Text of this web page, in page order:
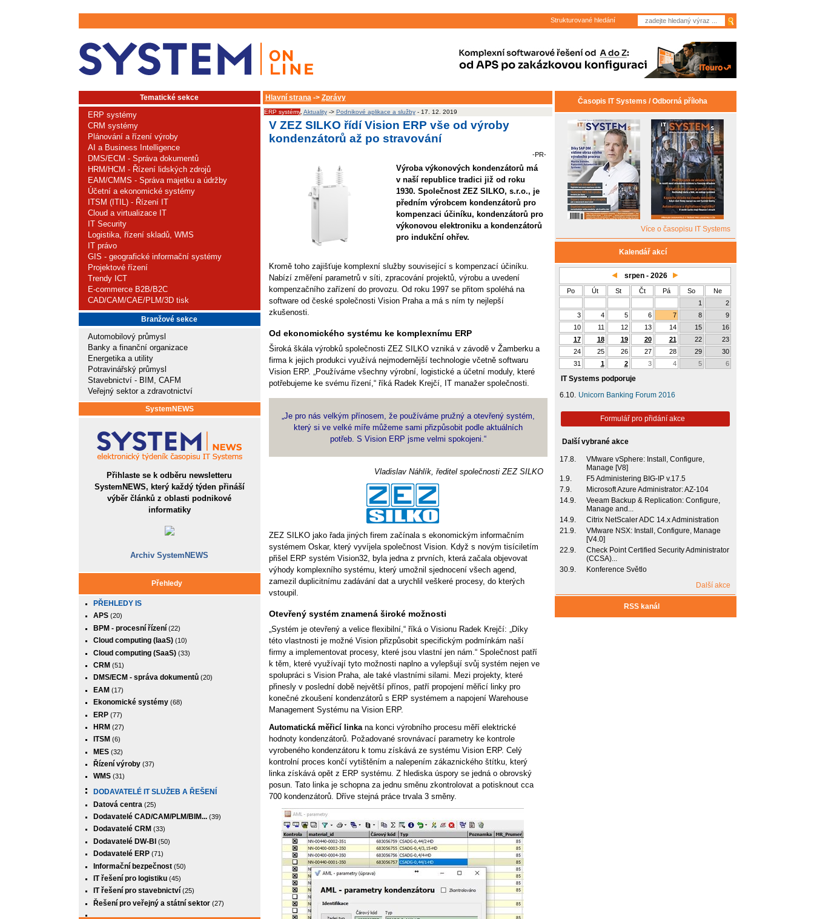
Strukturované hledání
Tematické sekce
ERP systémy
CRM systémy
Plánování a řízení výroby
AI a Business Intelligence
DMS/ECM - Správa dokumentů
HRM/HCM - Řízení lidských zdrojů
EAM/CMMS - Správa majetku a údržby
Účetní a ekonomické systémy
ITSM (ITIL) - Řízení IT
Cloud a virtualizace IT
IT Security
Logistika, řízení skladů, WMS
IT právo
GIS - geografické informační systémy
Projektové řízení
Trendy ICT
E-commerce B2B/B2C
CAD/CAM/CAE/PLM/3D tisk
Branžové sekce
Automobilový průmysl
Banky a finanční organizace
Energetika a utility
Potravinářský průmysl
Stavebnictví - BIM, CAFM
Veřejný sektor a zdravotnictví
SystemNEWS
Přihlaste se k odběru newsletteru
SystemNEWS, který každý týden přináší
výběr článků z oblasti podnikové
informatiky
Archiv SystemNEWS
Přehledy
PŘEHLEDY IS
APS(20)
BPM - procesní řízení(22)
Cloud computing (IaaS)(10)
Cloud computing (SaaS)(33)
CRM (51)
DMS/ECM - správa dokumentů(20)
EAM (17)
Ekonomické systémy(68)
ERP(77)
HRM (27)
ITSM (6)
MES(32)
Řízení výroby(37)
WMS(31)
DODAVATELÉ IT SLUŽEB A ŘEŠENÍ
Datová centra (25)
Dodavatelé CAD/CAM/PLM/BIM...(39)
Dodavatelé CRM (33)
Dodavatelé DW-BI (50)
Dodavatelé ERP(71)
Informační bezpečnost(50)
IT řešení pro logistiku(45)
IT řešení pro stavebnictví(25)
Řešení pro veřejný a státní sektor(27)
Hlavní strana-> Zprávy
ERP systémy, Aktuality-> Podnikové aplikace a služby- 17. 12. 2019
V ZEZ SILKO řídí Vision ERP vše od výroby
kondenzátorů až po stravování
-PR-
Výroba výkonových kondenzátorů má
v naší republice tradici již od roku
1930. Společnost ZEZ SILKO, s.r.o., je
předním výrobcem kondenzátorů pro
kompenzaci účiníku, kondenzátorů pro
výkonovou elektroniku a kondenzátorů
pro indukční ohřev.
Kromě toho zajišťuje komplexní služby související s kompenzací účiníku.
Nabízí změření parametrů v síti, zpracování projektů, výrobu a uvedení
kompenzačního zařízení do provozu. Od roku 1997 se přitom spoléhá na
software od české společnosti Vision Praha a má s ním ty nejlepší
zkušenosti.
Od ekonomického systému ke komplexnímu ERP
Široká škála výrobků společnosti ZEZ SILKO vzniká v závodě v Žamberku a
firma k jejich produkci využívá nejmodernější technologie včetně softwaru
Vision ERP. „Používáme všechny výrobní, logistické a účetní moduly, které
potřebujeme ke svému řízení,“ říká Radek Krejčí, IT manažer společnosti.
„Je pro nás velkým přínosem, že používáme pružný a otevřený systém,
který si ve velké míře můžeme sami přizpůsobit podle aktuálních
potřeb. S Vision ERP jsme velmi spokojeni.“
Vladislav Náhlík, ředitel společnosti ZEZ SILKO
ZEZ SILKO jako řada jiných firem začínala s ekonomickým informačním
systémem Oskar, který vyvíjela společnost Vision. Když s novým tisíciletím
přišel ERP systém Vision32, byla jedna z prvních, která začala objevovat
výhody komplexního systému, který umožnil sjednocení všech agend,
zamezil duplicitnímu zadávání dat a urychlil veškeré procesy, do kterých
vstoupil.
Otevřený systém znamená široké možnosti
„Systém je otevřený a velice flexibilní,“ říká o Visionu Radek Krejčí: „Díky
této vlastnosti je možné Vision přizpůsobit specifickým podmínkám naší
firmy a implementovat procesy, které jsou vlastní jen nám.“ Společnost patří
k těm, které využívají tyto možnosti naplno a vylepšují svůj systém nejen ve
spolupráci s Vision Praha, ale také vlastními silami. Mezi projekty, které
přinesly v poslední době největší přínos, patří propojení měřicí linky pro
konečné zkoušení kondenzátorů s ERP systémem a napojení Warehouse
Management Systému na Vision ERP.
Automatická měřicí linkana konci výrobního procesu měří elektrické
hodnoty kondenzátorů. Požadované srovnávací parametry ke kontrole
vyrobeného kondenzátoru k tomu získává ze systému Vision ERP. Celý
kontrolní proces končí vytištěním a nalepením zákaznického štítku, který
linka získává opět z ERP systému. Z hlediska úspory se jedná o obrovský
posun. Tato linka je schopna za jednu směnu zkontrolovat a potisknout cca
700 kondenzátorů. Dříve stejná práce trvala 3 směny.
Časopis IT Systems / Odborná příloha
Více o časopisu IT Systems
Kalendář akcí
srpen - 2026
Po Út St Čt Pá So
Ne
1
2
3
4 5 6 7 8
9
10
11 12 13 14 15
16
17
18 19 20 21 22
23
24
25 26 27 28 29
30
31
1 2 3 4 5 6
IT Systems podporuje
6.10. Unicorn Banking Forum 2016
Formulář pro přidání akce
Další vybrané akce
17.8.
VMware vSphere: Install, Configure,
Manage [V8]
1.9.
F5 Administering BIG-IP v.17.5
7.9.
Microsoft Azure Administrator: AZ-104
14.9.
Veeam Backup & Replication: Configure,
Manage and...
14.9.
Citrix NetScaler ADC 14.x Administration
21.9.
VMware NSX: Install, Configure, Manage
[V4.0]
22.9.
Check Point Certified Security Administrator
(CCSA)...
30.9.
Konference Světlo
Další akce
RSS kanál